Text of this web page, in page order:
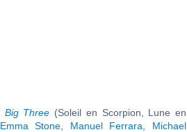
Big Three (Soleil en Scorpion, Lune en
Emma Stone Manuel Ferrara
Michael